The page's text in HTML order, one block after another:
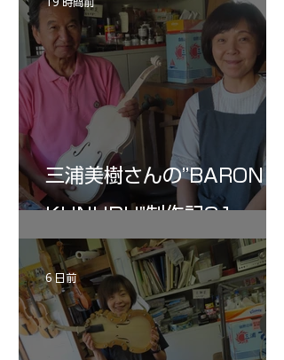
三浦美樹さんの”BARON・
KUNUPU"制作記31
6 日前